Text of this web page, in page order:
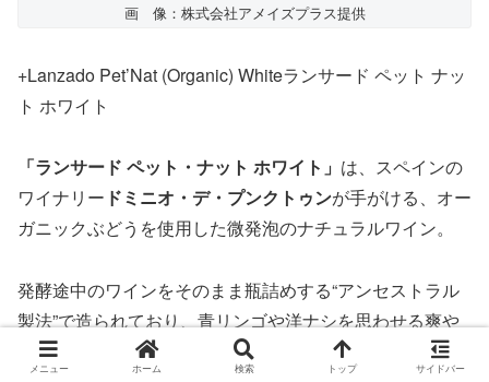
画 像：株式会社アメイズプラス提供
+Lanzado Pet’Nat (Organic) Whiteランサード ペット ナッ
ト ホワイト
「ランサード ペット・ナット ホワイト」 は、スペインの
ワイナリー ドミニオ・デ・プンクトゥンが手がける、オー
ガニックぶどうを使用した微発泡のナチュラルワイン。
発酵途中のワインをそのまま瓶詰めする“アンセストラル
製法”で造られており、青リンゴや洋ナシを思わせる爽や
かな香りと、やさしい微発泡が特徴です。
メニュー ホーム 検索 トップ サイドバー